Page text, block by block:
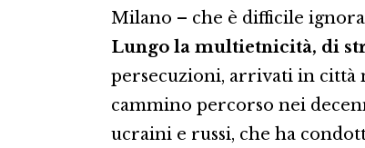
Milano – che è difficile
Lungo la multietnicità, di
persecuzioni, arrivati in città
cammino percorso nei
ucraini e russi, che ha